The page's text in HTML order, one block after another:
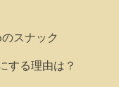
スナック
する理由は？